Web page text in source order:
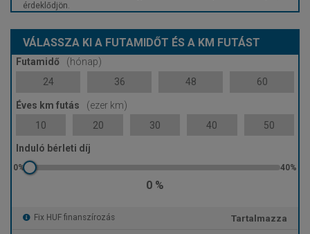
érdeklődjön.
VÁLASSZA KI A FUTAMIDŐT ÉS A KM FUTÁST
Futamidő
(hónap)
24
36 48 60
Éves km futás
(ezer km)
10
20 30 40 50
Induló bérleti díj
0 %
Fix HUF finanszírozás Tartalmazza